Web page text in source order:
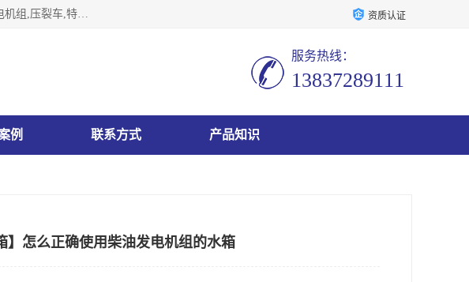
林州市万泉水箱有限责任公司专业生济南柴油机,胜动柴油机燃气机卧式,重庆康明斯发电机组,美国卡特彼勒发电机组,压裂车,特雷克斯矿车,卡特矿车,小松反铲,卡特反铲装载机,日立反铲,阿特拉斯科普柯钻机,山推推土机黄工推土机等系列水箱中冷器油冷器，公司始终发扬自力更生、艰苦奋斗的红旗渠精神、不断开拓、进取，以“先进的生产技术、一流的产品质量、良好的销售信誉”为宗旨。 资质认证
服务热线：
13837289111
例 联系方式 产品知识
】怎么正确使用柴油发电机组的水箱